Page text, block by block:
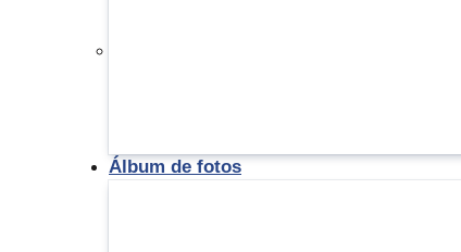
Álbum de fotos